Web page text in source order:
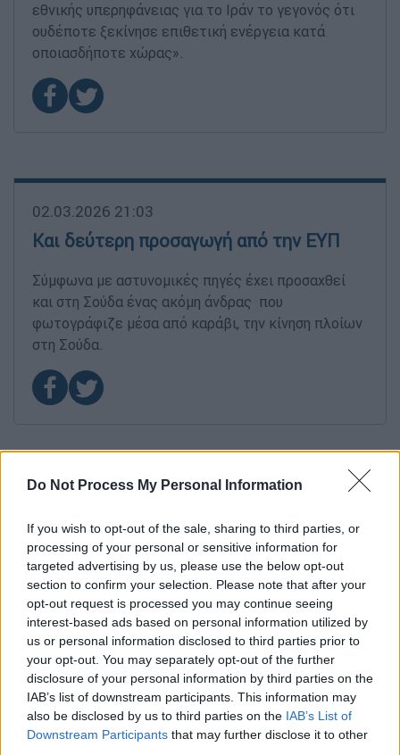
Do Not Process My Personal Information
If you wish to opt-out of the sale, sharing to third parties, or
processing of your personal or sensitive information for
targeted advertising by us, please use the below opt-out
section to confirm your selection. Please note that after your
opt-out request is processed you may continue seeing
interest-based ads based on personal information utilized by
us or personal information disclosed to third parties prior to
your opt-out. You may separately opt-out of the further
disclosure of your personal information by third parties on the
IAB’s list of downstream participants. This information may
also be disclosed by us to third parties on the IAB’s List of
Downstream Participants that may further disclose it to other
εθνικής υπερηφάνειας για το Ιράν το γεγονός ότι
ουδέποτε ξεκίνησε επιθετική ενέργεια κατά
οποιασδήποτε χώρας».
02.03.2026 21:03
Και δεύτερη προσαγωγή από την ΕΥΠ
Σύμφωνα με αστυνομικές πηγές έχει προσαχθεί
και στη Σούδα ένας ακόμη άνδρας που
φωτογράφιζε μέσα από καράβι, την κίνηση πλοίων
στη Σούδα.